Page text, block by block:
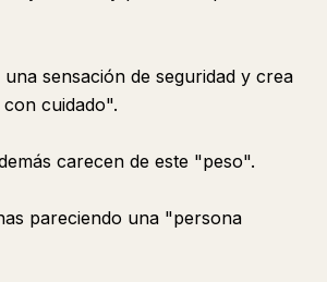
sensación de seguridad y crea
cuidado".
carecen de este "peso".
pareciendo una "persona